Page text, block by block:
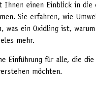
Ihnen einen Einblick in die
Sie erfahren, wie
was ein Oxidling ist,
mehr.
Einführung für alle, die
möchten.